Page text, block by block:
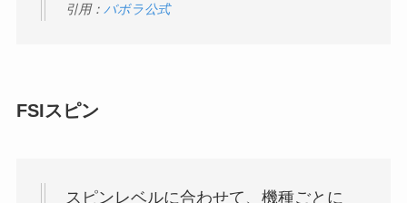
引用： バボラ公式
FSIスピン
スピンレベルに合わせて、機種ごとに